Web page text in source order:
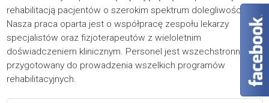
rehabilitacją pacjentów o szerokim spektrum dolegliwości.
Nasza praca oparta jest o współpracę zespołu lekarzy
specjalistów oraz fizjoterapeutów z wieloletnim
doświadczeniem klinicznym. Personel jest wszechstronnie
przygotowany do prowadzenia wszelkich programów
rehabilitacyjnych.